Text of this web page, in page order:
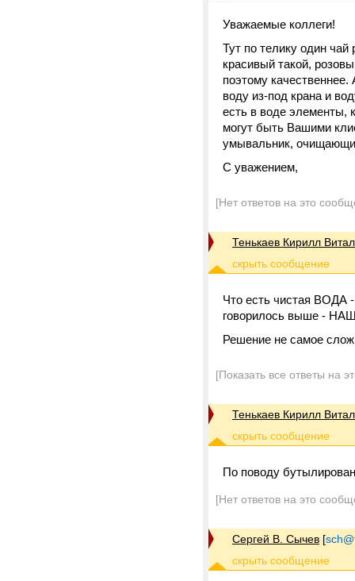
Уважаемые коллеги!
Тут по телику один
красивый такой,
поэтому
воду из-под крана и
есть в воде элементы,
могут быть Вашими
умывальник,
С уважением,
[Нет ответов на это
Тенькаев Кирилл
Что есть чистая
говорилось выше -
Решение не самое
[Показать все ответы на
Тенькаев Кирилл
По поводу
[Нет ответов на это
Сергей В. Сычев [